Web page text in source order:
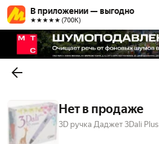
В приложении — выгодно
★★★★★ (700К)
Нет в продаже
3D ручка Даджет 3Dali Plus